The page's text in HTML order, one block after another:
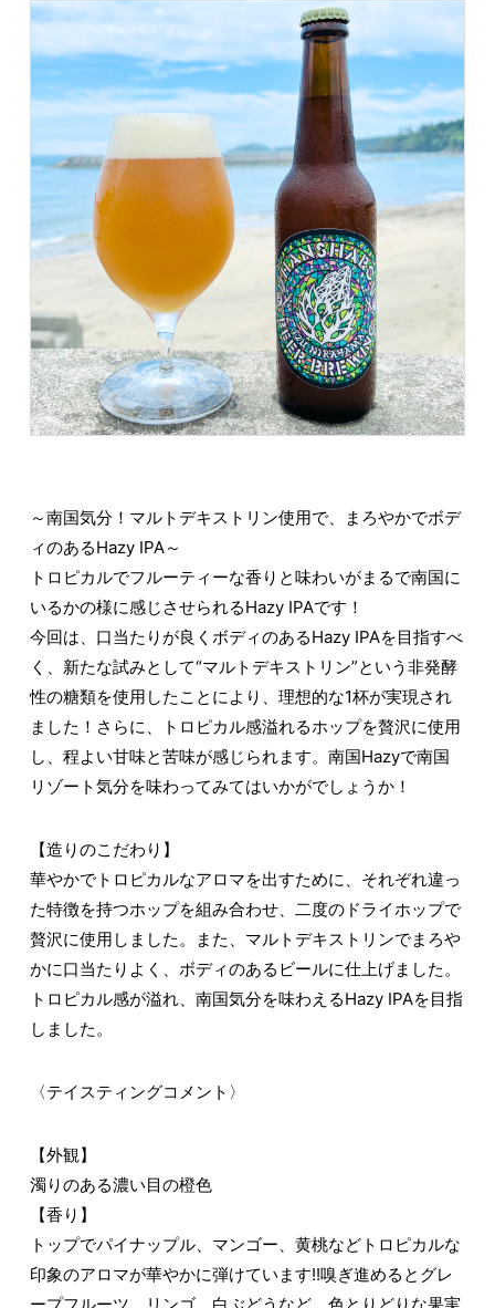
～南国気分！マルトデキストリン使用で、まろやかでボデ
ィのあるHazy IPA～
トロピカルでフルーティーな香りと味わいがまるで南国に
いるかの様に感じさせられるHazy IPAです！
今回は、口当たりが良くボディのあるHazy IPAを目指すべ
く、新たな試みとして“マルトデキストリン”という非発酵
性の糖類を使用したことにより、理想的な1杯が実現され
ました！さらに、トロピカル感溢れるホップを贅沢に使用
し、程よい甘味と苦味が感じられます。南国Hazyで南国
リゾート気分を味わってみてはいかがでしょうか！
【造りのこだわり】
華やかでトロピカルなアロマを出すために、それぞれ違っ
た特徴を持つホップを組み合わせ、二度のドライホップで
贅沢に使用しました。また、マルトデキストリンでまろや
かに口当たりよく、ボディのあるビールに仕上げました。
トロピカル感が溢れ、南国気分を味わえるHazy IPAを目指
しました。
〈テイスティングコメント〉
【外観】
濁りのある濃い目の橙色
【香り】
トップでパイナップル、マンゴー、黄桃などトロピカルな
印象のアロマが華やかに弾けています!!嗅ぎ進めるとグレ
ープフルーツ、リンゴ、白ぶどうなど、色とりどりな果実